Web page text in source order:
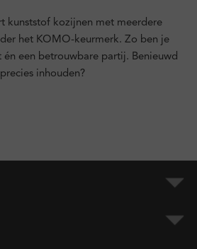
kunststof kozijnen met meerdere
het KOMO-keurmerk. Zo ben je
een betrouwbare partij. Benieuwd
inhouden?